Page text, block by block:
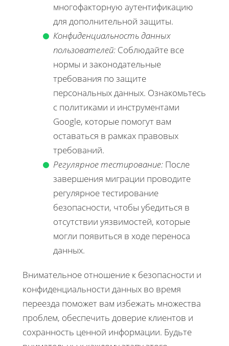
многофакторную аутентификацию
для дополнительной защиты.
Конфиденциальность данных
пользователей: Соблюдайте все
нормы и законодательные
требования по защите
персональных данных. Ознакомьтесь
с политиками и инструментами
Google, которые помогут вам
оставаться в рамках правовых
требований.
Регулярное тестирование: После
завершения миграции проводите
регулярное тестирование
безопасности, чтобы убедиться в
отсутствии уязвимостей, которые
могли появиться в ходе переноса
данных.
Внимательное отношение к безопасности и
конфиденциальности данных во время
переезда поможет вам избежать множества
проблем, обеспечить доверие клиентов и
сохранность ценной информации. Будьте